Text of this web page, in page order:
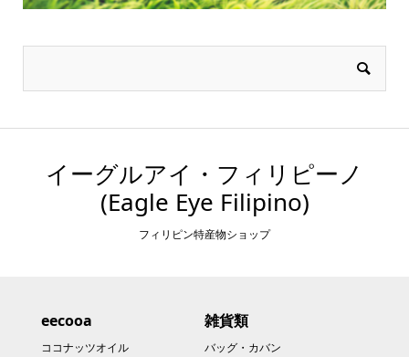
イーグルアイ・フィリピーノ
(Eagle Eye Filipino)
フィリピン特産物ショップ
eecooa
ココナッツオイル
雑貨類
バッグ・カバン